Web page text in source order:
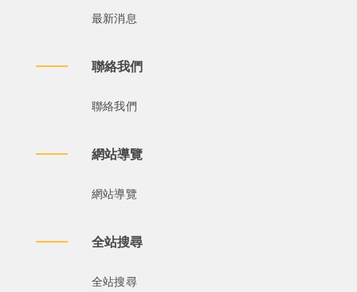
最新消息
聯絡我們
聯絡我們
網站導覽
網站導覽
全站搜尋
全站搜尋